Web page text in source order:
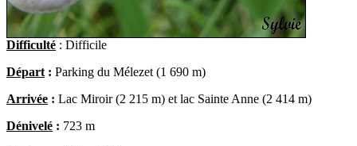
Difficulté : Difficile
Départ : Parking du Mélezet (1 690 m)
Arrivée : Lac Miroir (2 215 m) et lac Sainte Anne (2 414 m)
Dénivelé : 723 m